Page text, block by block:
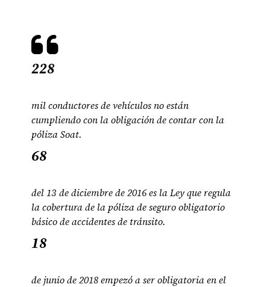
228
mil conductores de vehículos no están
cumpliendo con la obligación de contar con la
póliza Soat.
68
del 13 de diciembre de 2016 es la Ley que regula
la cobertura de la póliza de seguro obligatorio
básico de accidentes de tránsito.
18
de junio de 2018 empezó a ser obligatoria en el